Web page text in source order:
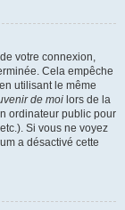
de votre connexion,
Cela empêche
utilisant le même
de moi lors de la
ordinateur public pour
Si vous ne voyez
a désactivé cette